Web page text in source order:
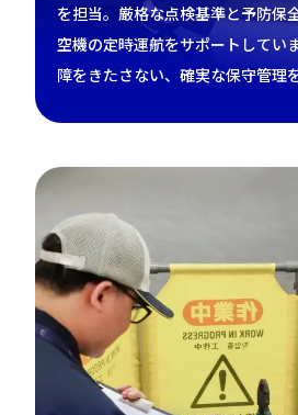
を担当。厳格な点検基準と予防保
空機の定時運航をサポートしてい
障をきたさない、確実な保守管理